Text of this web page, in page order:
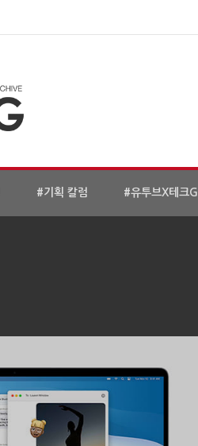
#기획 칼럼 #유투브X테크G